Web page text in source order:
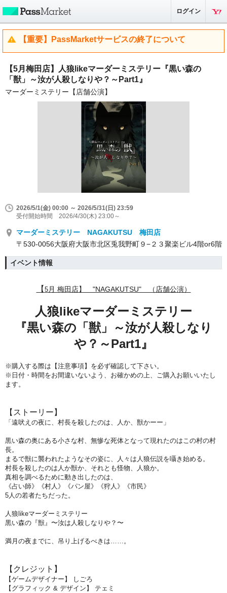
ログイン
【重要】PassMarketサービスの終了について
【5月梅田店】人狼likeマーダーミステリー『黒い森の
「獣」～汝が人殺しなりや？～Part1』
マーダーミステリー【店舗公演】
2026/5/1(金) 00:00 ～ 2026/5/31(日) 23:59
受付開始時間 2026/4/30(木) 23:00～
マーダーミステリー NAGAKUTSU 梅田店
〒530-0056大阪府大阪市北区兎我野町９−２３聚楽ビル4階or6階
イベント情報
【 5月 梅田店】 "NAGAKUTSU" （店舗公演）
人狼likeマーダーミステリー
『黒い森の「獣」～汝が人殺しなり
や？～Part1』
※購入する際は【注意事項】を必ず確認して下さい。
※日付・時間をお間違いないよう、 お確かめの上、ご購入お願いいたし
ます。
【ストーリー】
「遠吠えの夜に、村長を殺したのは、人か、獣かーー」
黒い森の奥にある小さな村、無惨な死体となって現れたのはこの村の村
長。
まるで獣に襲われたようなその姿に、人々は人狼伝説を囁き始める。
村長を殺したのは人か獣か、それとも怪物、人狼か。
真相を調べるために動き出したのは、
《占い師》《村人》《パン屋》《狩人》《市民》
5人の若者たちだった。
人狼likeマーダーミステリー
黒い森の『獣』〜汝は人殺しなりや？〜
満月の夜までに、吊り上げるべきは……。
【クレジット】
【ゲームデザイナー】 しごろ
【グラフィック & デザイン】 テェミ